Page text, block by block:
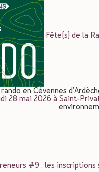
Fête(s) de la
en Cévennes
28 mai 2026 à Saint-
#9 : les inscriptions